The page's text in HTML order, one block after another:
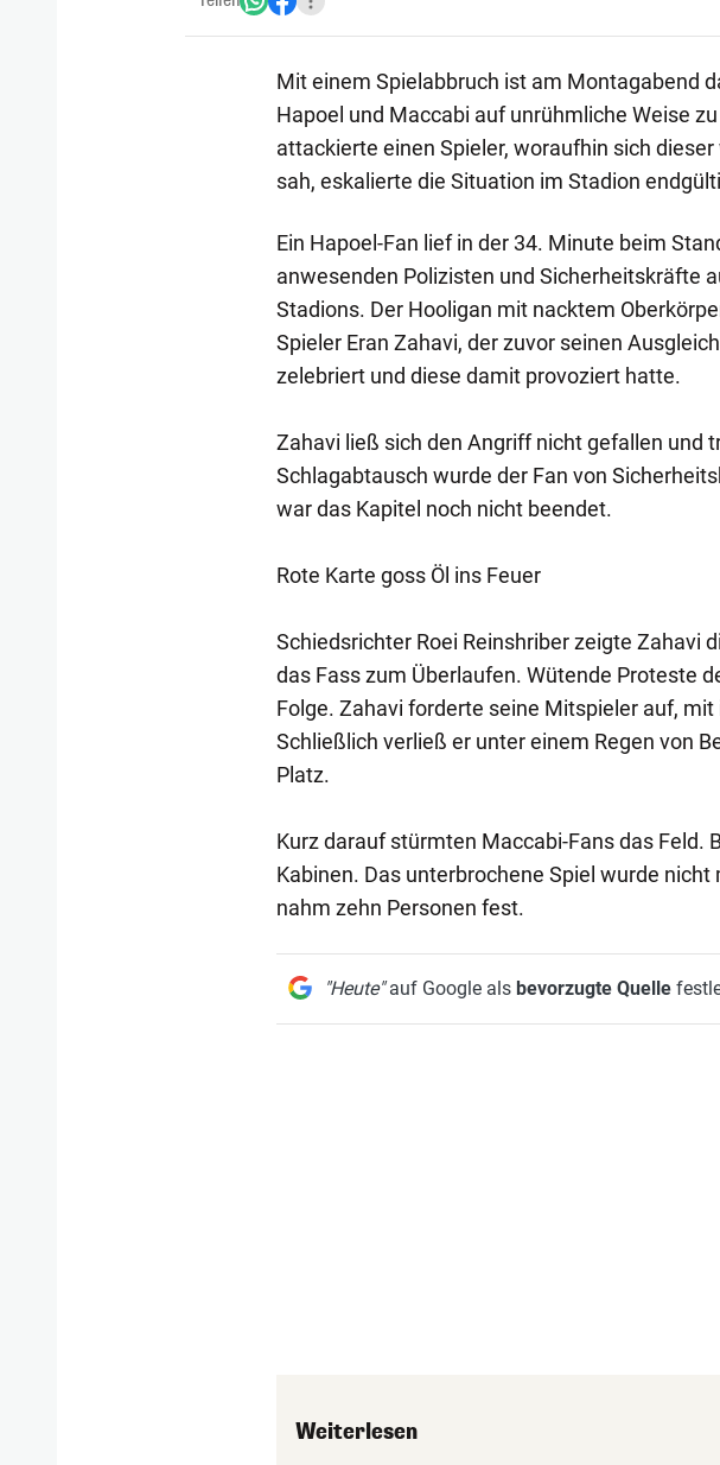
Mit einem Spielabbruch ist am Montagabend
Hapoel und Maccabi auf unrühmliche Weise
attackierte einen Spieler, woraufhin sich
sah, eskalierte die Situation im Stadion
Ein Hapoel-Fan lief in der 34. Minute beim
anwesenden Polizisten und Sicherheitskräfte
Stadions. Der Hooligan mit nacktem
Spieler Eran Zahavi, der zuvor seinen
zelebriert und diese damit provoziert hatte.
Zahavi ließ sich den Angriff nicht gefallen und
Schlagabtausch wurde der Fan von
war das Kapitel noch nicht beendet.
Rote Karte goss Öl ins Feuer
Schiedsrichter Roei Reinshriber zeigte Zahavi
das Fass zum Überlaufen. Wütende Proteste
Folge. Zahavi forderte seine Mitspieler auf,
Schließlich verließ er unter einem Regen von
Platz.
Kurz darauf stürmten Maccabi-Fans das Feld.
Kabinen. Das unterbrochene Spiel wurde
nahm zehn Personen fest.
"Heute"auf Google als bevorzugte Quelle
Weiterlesen